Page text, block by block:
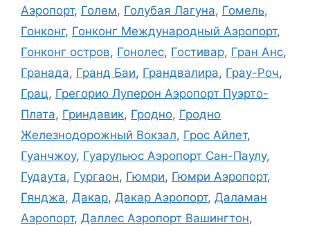
Аэропорт, Голем, Голубая Лагуна, Гомель,
Гонконг, Гонконг Международный Аэропорт,
Гонконг остров, Гонолес, Гостивар, Гран Анс,
Гранада, Гранд Баи, Грандвалира, Грау-Роч,
Грац, Грегорио Луперон Аэропорт Пуэрто-
Плата, Гриндавик, Гродно, Гродно
Железнодорожный Вокзал, Грос Айлет,
Гуанчжоу, Гуарульюс Аэропорт Сан-Паулу,
Гудаута, Гургаон, Гюмри, Гюмри Аэропорт,
Гянджа, Дакар, Дакар Аэропорт, Даламан
Аэропорт, Даллес Аэропорт Вашингтон,